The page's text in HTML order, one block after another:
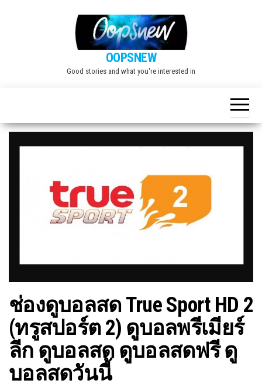
OOPSNEW
Good stories and what you're interested in
ช่องดูบอลสด True Sport HD 2
(ทรูสปอร์ต 2) ดูบอลพรีเมียร์
ลีก ดูบอลสด ดูบอลสดฟรี ดู
บอลสดวันนี้